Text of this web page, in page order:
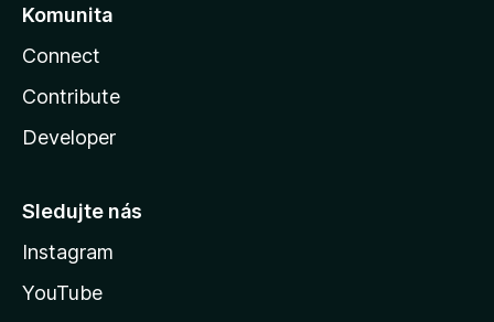
Komunita
Connect
Contribute
Developer
Sledujte nás
Instagram
YouTube